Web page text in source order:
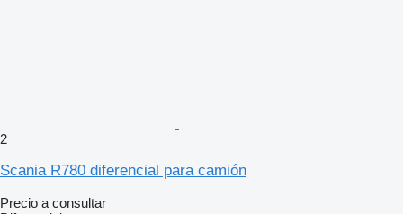
2
Scania R780 diferencial para camión
Precio a consultar